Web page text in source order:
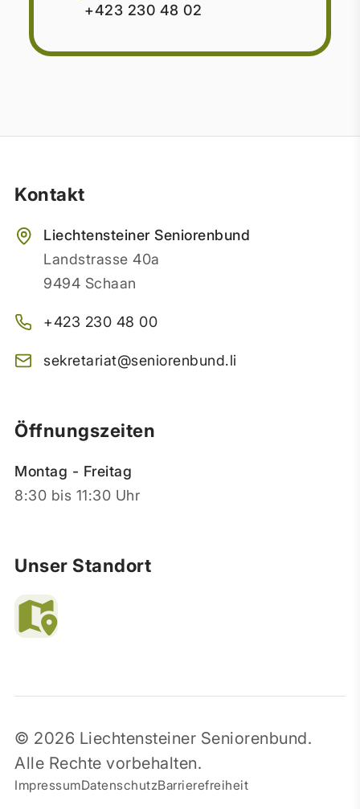
+423 230 48 02
Kontakt
Liechtensteiner Seniorenbund
Landstrasse 40a
9494 Schaan
+423 230 48 00
sekretariat@seniorenbund.li
Öffnungszeiten
Montag - Freitag
8:30 bis 11:30 Uhr
Unser Standort
© 2026 Liechtensteiner Seniorenbund.
Alle Rechte vorbehalten.
ImpressumDatenschutzBarrierefreiheit